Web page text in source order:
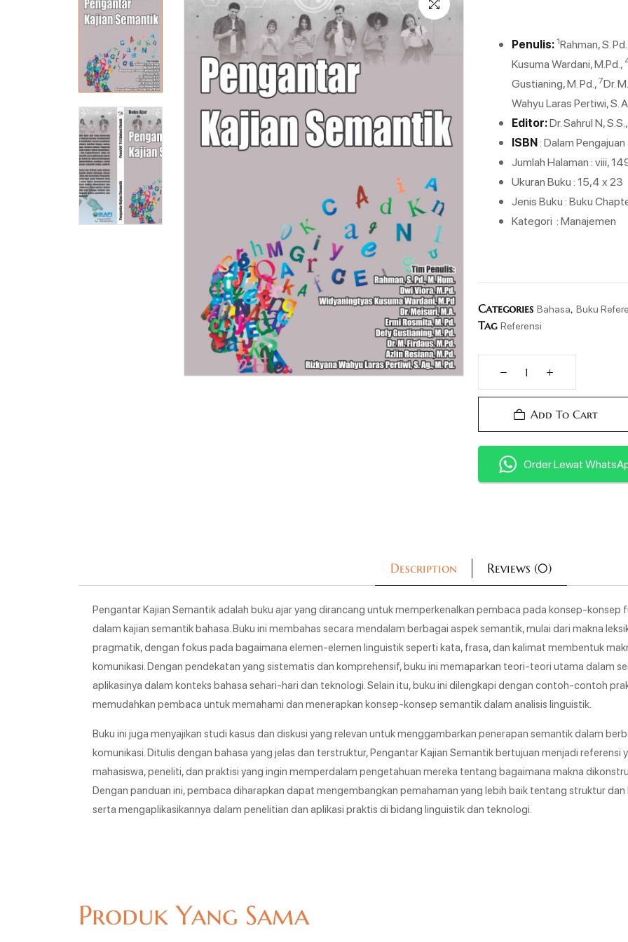
Penulis:1Rahman, S.
Kusuma Wardani, M.Pd.,
Gustianing, M. Pd.,7Dr.
Wahyu Laras Pertiwi, S.
Editor:Dr. Sahrul N,
ISBN: Dalam Pengajuan
Jumlah Halaman : viii,
Ukuran Buku : 15,4 x 23
Jenis Buku : Buku
Kategori : Manajemen
Categories Bahasa, Buku
Tag Referensi
Add To Cart
Order Lewat
Description Reviews (0)
Pengantar Kajian Semantik adalah buku ajar yang dirancang untuk memperkenalkan pembaca pada konsep-konsep
dalam kajian semantik bahasa. Buku ini membahas secara mendalam berbagai aspek semantik, mulai dari makna
pragmatik, dengan fokus pada bagaimana elemen-elemen linguistik seperti kata, frasa, dan kalimat membentuk
komunikasi. Dengan pendekatan yang sistematis dan komprehensif, buku ini memaparkan teori-teori utama dalam
aplikasinya dalam konteks bahasa sehari-hari dan teknologi. Selain itu, buku ini dilengkapi dengan contoh-contoh
memudahkan pembaca untuk memahami dan menerapkan konsep-konsep semantik dalam analisis linguistik.
Buku ini juga menyajikan studi kasus dan diskusi yang relevan untuk menggambarkan penerapan semantik dalam
komunikasi. Ditulis dengan bahasa yang jelas dan terstruktur, Pengantar Kajian Semantik bertujuan menjadi referensi
mahasiswa, peneliti, dan praktisi yang ingin memperdalam pengetahuan mereka tentang bagaimana makna
Dengan panduan ini, pembaca diharapkan dapat mengembangkan pemahaman yang lebih baik tentang struktur
serta mengaplikasikannya dalam penelitian dan aplikasi praktis di bidang linguistik dan teknologi.
Produk Yang Sama